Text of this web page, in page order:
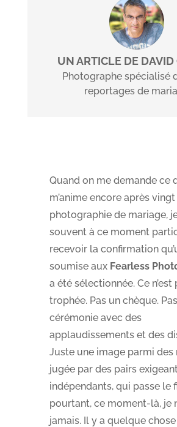
UN ARTICLE DE
Photographe spécialisé
reportages de
Quand on me demande ce
m’anime encore après
photographie de mariage,
souvent à ce moment
recevoir la confirmation
soumise aux Fearless
a été sélectionnée. Ce n’est
trophée. Pas un chèque.
cérémonie avec des
applaudissements et des
Juste une image parmi des
jugée par des pairs
indépendants, qui passe le
pourtant, ce moment-là, je
jamais. Il y a quelque